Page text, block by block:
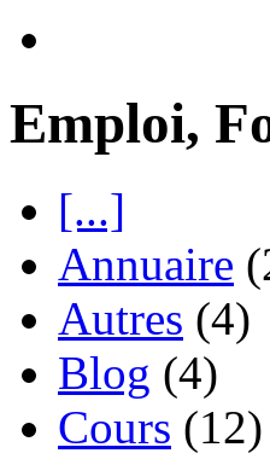
Emploi,
[...]
Annuaire
Autres (4)
Blog (4)
Cours (12)